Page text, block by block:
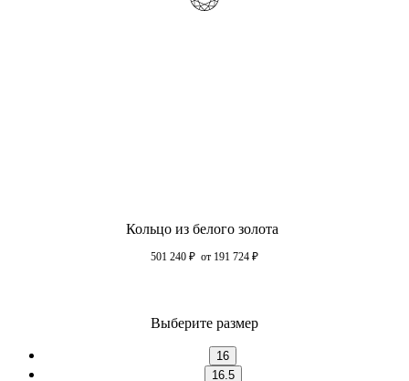
Кольцо из белого золота
501 240 ₽ от 191 724 ₽
Выберите размер
16
16.5